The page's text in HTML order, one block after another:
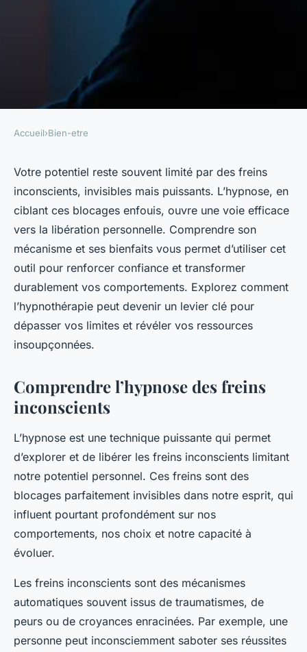
Débloquez votre potentiel
avec l'hypnose des freins
inconscients
Léa•27 janvier 2026 •6 min de lecture
Accueil›Bien-etre
Votre potentiel reste souvent limité par des freins
inconscients, invisibles mais puissants. L’hypnose, en
ciblant ces blocages enfouis, ouvre une voie efficace
vers la libération personnelle. Comprendre son
mécanisme et ses bienfaits vous permet d’utiliser cet
outil pour renforcer confiance et transformer
durablement vos comportements. Explorez comment
l’hypnothérapie peut devenir un levier clé pour
dépasser vos limites et révéler vos ressources
insoupçonnées.
Comprendre l’hypnose des freins
inconscients
L’hypnose est une technique puissante qui permet
d’explorer et de libérer les freins inconscients limitant
notre potentiel personnel. Ces freins sont des
blocages parfaitement invisibles dans notre esprit, qui
influent pourtant profondément sur nos
comportements, nos choix et notre capacité à
évoluer.
Les freins inconscients sont des mécanismes
automatiques souvent issus de traumatismes, de
peurs ou de croyances enracinées. Par exemple, une
personne peut inconsciemment saboter ses réussites